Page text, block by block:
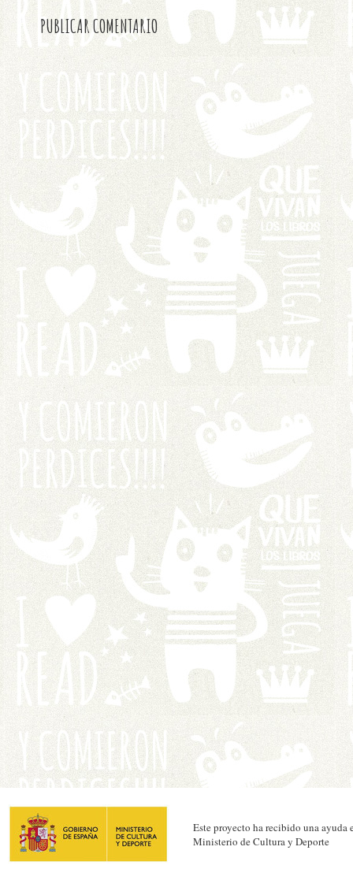
Este proyecto ha recibido una ayuda
Ministerio de Cultura y Deporte